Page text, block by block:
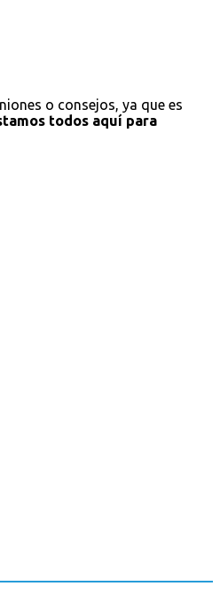
o consejos, ya que es
todos aquí para